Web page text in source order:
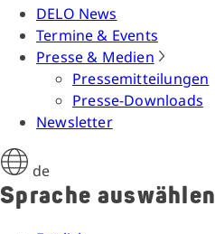
DELO News
Termine & Events
Presse & Medien
Pressemitteilungen
Presse-Downloads
Newsletter
de
Sprache auswählen